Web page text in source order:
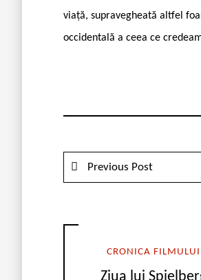
viață, supravegheată altfel
occidentală a ceea ce
Previous Post
CRONICA FILMULUI